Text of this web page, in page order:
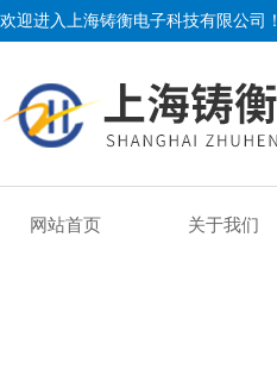
欢迎进入上海铸衡电子科技有限公司！
网站首页 关于我们